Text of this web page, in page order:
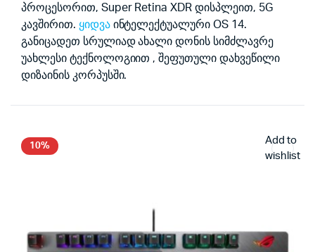
პროცესორით, Super Retina XDR დისპლეით, 5G
კავშირით. ყიდვაინტელექტუალური OS 14.
განიცადეთ სრულიად ახალი დონის სიმძლავრე
უახლესი ტექნოლოგიით , შეფუთული დახვეწილი
დიზაინის კორპუსში.
10%
Add to
wishlist